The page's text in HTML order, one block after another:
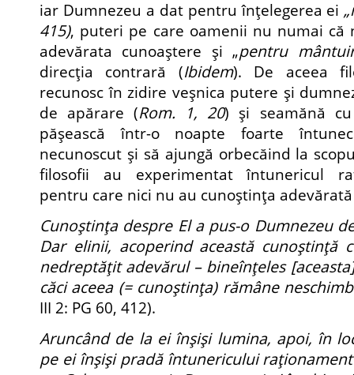
iar Dumnezeu a dat pentru înţelegerea ei
415), puteri pe care oamenii nu numai că
adevărata cunoaştere şi „pentru
direcţia contrară (Ibidem). De aceea
recunosc în zidire veşnica putere şi
de apărare (Rom. 1, 20) şi seamănă
păşească într-o noapte foarte
necunoscut şi să ajungă orbecăind la
filosofii au experimentat întunericul
pentru care nici nu au cunoştinţa adevărată
Cunoştinţa despre El a pus-o Dumnezeu
Dar elinii, acoperind această cunoştinţă
nedreptăţit adevărul – bineînţeles
căci aceea (= cunoştinţa) rămâne
III 2: PG 60, 412).
Aruncând de la ei înşişi lumina, apoi, în
pe ei înşişi pradă întunericului